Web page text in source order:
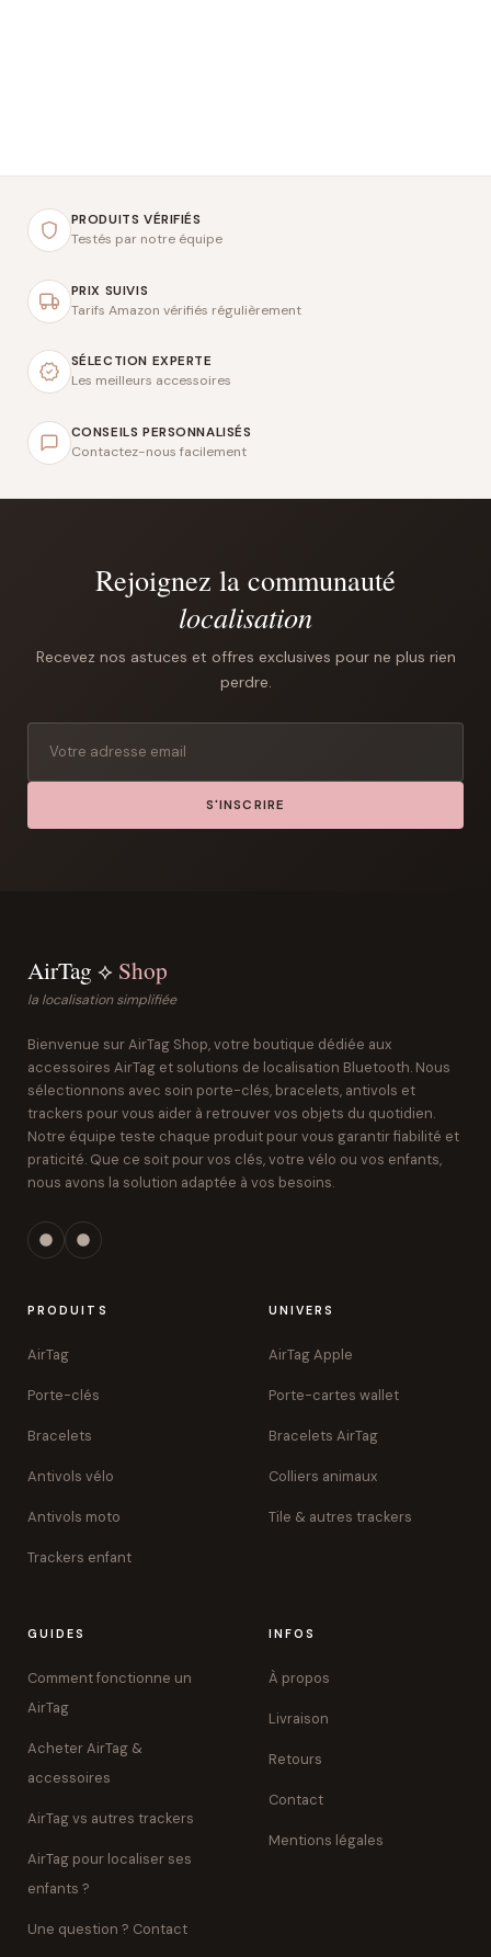
PRODUITS VÉRIFIÉS
Testés par notre équipe
PRIX SUIVIS
Tarifs Amazon vérifiés régulièrement
SÉLECTION EXPERTE
Les meilleurs accessoires
CONSEILS PERSONNALISÉS
Contactez-nous facilement
Rejoignez la communauté
localisation
Recevez nos astuces et offres exclusives pour ne plus rien
perdre.
S'INSCRIRE
AirTag ⟡ Shop
la localisation simplifiée
Bienvenue sur AirTag Shop, votre boutique dédiée aux
accessoires AirTag et solutions de localisation Bluetooth. Nous
sélectionnons avec soin porte-clés, bracelets, antivols et
trackers pour vous aider à retrouver vos objets du quotidien.
Notre équipe teste chaque produit pour vous garantir fiabilité et
praticité. Que ce soit pour vos clés, votre vélo ou vos enfants,
nous avons la solution adaptée à vos besoins.
PRODUITS
AirTag
Porte-clés
Bracelets
Antivols vélo
Antivols moto
Trackers enfant
UNIVERS
AirTag Apple
Porte-cartes wallet
Bracelets AirTag
Colliers animaux
Tile & autres trackers
GUIDES
Comment fonctionne un
AirTag
Acheter AirTag &
accessoires
AirTag vs autres trackers
AirTag pour localiser ses
enfants ?
Une question ? Contact
INFOS
À propos
Livraison
Retours
Contact
Mentions légales